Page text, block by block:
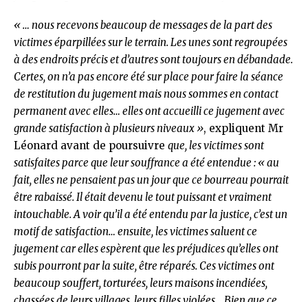
« … nous recevons beaucoup de messages de la part des
victimes éparpillées sur le terrain. Les unes sont regroupées
à des endroits précis et d’autres sont toujours en débandade.
Certes, on n’a pas encore été sur place pour faire la séance
de restitution du jugement mais nous sommes en contact
permanent avec elles… elles ont accueilli ce jugement avec
grande satisfaction à plusieurs niveaux », expliquent Mr
Léonard avant de poursuivre que, les victimes sont
satisfaites parce que leur souffrance a été entendue : « au
fait, elles ne pensaient pas un jour que ce bourreau pourrait
être rabaissé. Il était devenu le tout puissant et vraiment
intouchable. A voir qu’il a été entendu par la justice, c’est un
motif de satisfaction… ensuite, les victimes saluent ce
jugement car elles espèrent que les préjudices qu’elles ont
subis pourront par la suite, être réparés. Ces victimes ont
beaucoup souffert, torturées, leurs maisons incendiées,